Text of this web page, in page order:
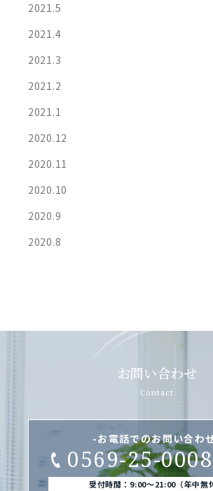
2021.5
2021.4
2021.3
2021.2
2021.1
2020.12
2020.11
2020.10
2020.9
2020.8
お問い合わせ
Contact
-お電話でのお問い合わ
0569-25-0008
受付時間：9:00〜21:00（年中無